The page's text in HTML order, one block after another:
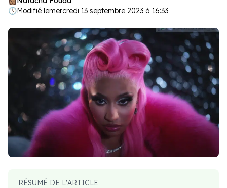
🕓Modifié lemercredi 13 septembre 2023 à 16:33
RÉSUMÉ DE L'ARTICLE